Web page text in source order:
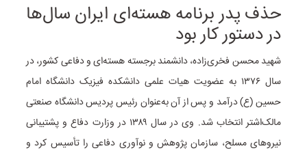
حذف پدر برنامه هسته‌ای ایران سال‌ها
در دستور کار بود
شهید محسن فخری‌زاده‌، دانشمند برجسته هسته‌ای و دفاعی کشور، در
سال ۱۳۷۶ به عضویت هیات علمی دانشکده فیزیک دانشگاه امام
حسین (ع) درآمد و پس از آن به‌عنوان رئیس پردیس دانشگاه صنعتی
مالک‌اشتر انتخاب شد. وی در سال ۱۳۸۹ در وزارت دفاع و پشتیبانی
نیروهای مسلح، سازمان پژوهش و نوآوری دفاعی را تأسیس کرد و